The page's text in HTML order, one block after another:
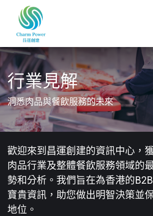
跳至內容
行業見解
洞悉肉品與餐飲服務的未來
歡迎來到昌運創建的資訊中心，
肉品行業及整體餐飲服務領域的
勢和分析。我們旨在為香港的
寶貴資訊，助您做出明智決策並
地位。